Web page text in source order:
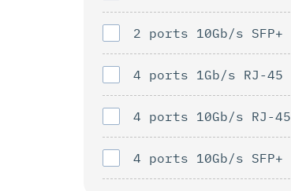
2 ports 10Gb/s SFP+
4 ports 1Gb/s RJ-45
4 ports 10Gb/s RJ-45
4 ports 10Gb/s SFP+